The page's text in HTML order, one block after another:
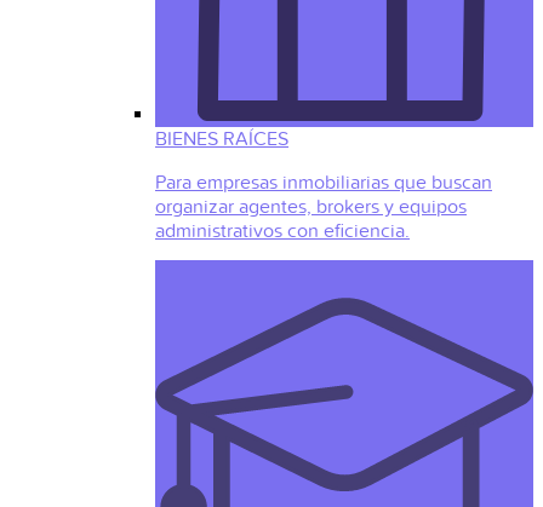
BIENES RAÍCES
Para empresas inmobiliarias que buscan
organizar agentes, brokers y equipos
administrativos con eficiencia.